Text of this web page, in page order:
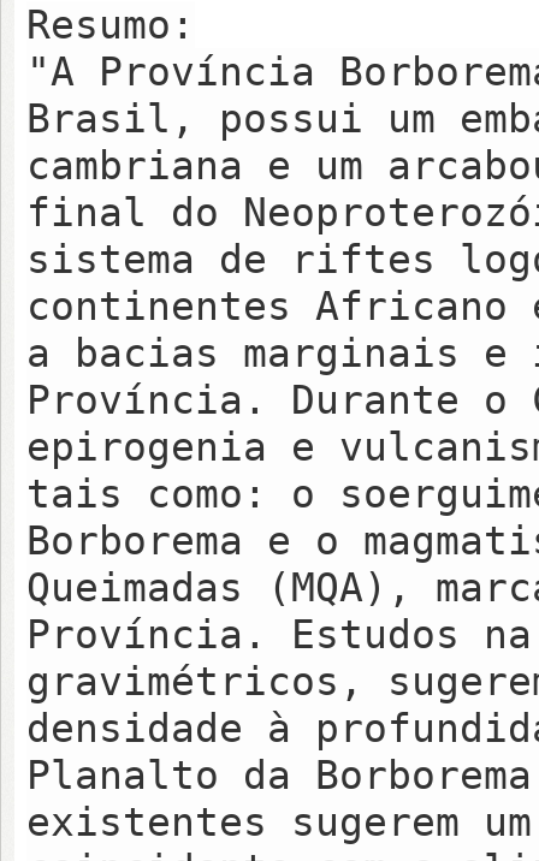
Resumo:
"A Província
Brasil, possui um
cambriana e um
final do
sistema de riftes
continentes Africano
a bacias marginais
Província. Durante o
epirogenia e
tais como: o
Borborema e o
Queimadas (MQA),
Província. Estudos
gravimétricos,
densidade à
Planalto da
existentes sugerem